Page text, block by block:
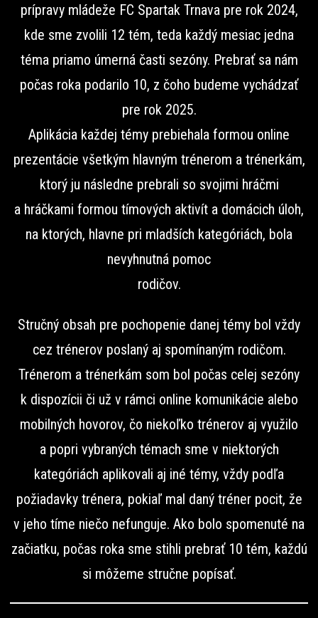
prípravy mládeže FC Spartak Trnava pre rok 2024,
kde sme zvolili 12 tém, teda každý mesiac jedna
téma priamo úmerná časti sezóny. Prebrať sa nám
počas roka podarilo 10, z čoho budeme vychádzať
pre rok 2025.
Aplikácia každej témy prebiehala formou online
prezentácie všetkým hlavným trénerom a trénerkám,
ktorý ju následne prebrali so svojimi hráčmi
a hráčkami formou tímových aktivít a domácich úloh,
na ktorých, hlavne pri mladších kategóriách, bola
nevyhnutná pomoc
rodičov.
Stručný obsah pre pochopenie danej témy bol vždy
cez trénerov poslaný aj spomínaným rodičom.
Trénerom a trénerkám som bol počas celej sezóny
k dispozícii či už v rámci online komunikácie alebo
mobilných hovorov, čo niekoľko trénerov aj využilo
a popri vybraných témach sme v niektorých
kategóriách aplikovali aj iné témy, vždy podľa
požiadavky trénera, pokiaľ mal daný tréner pocit, že
v jeho tíme niečo nefunguje. Ako bolo spomenuté na
začiatku, počas roka sme stihli prebrať 10 tém, každú
si môžeme stručne popísať.